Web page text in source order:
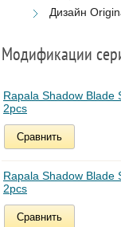
Дизайн
Модификации
Rapala Shadow Blade
2pcs
Сравнить
Rapala Shadow Blade
2pcs
Сравнить